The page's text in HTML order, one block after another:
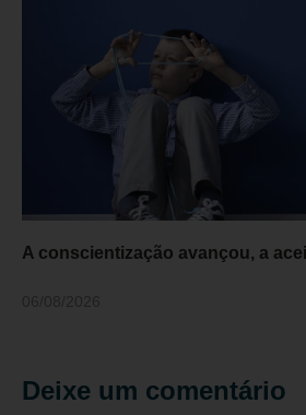
A conscientização avançou, a
Deixe um comentário